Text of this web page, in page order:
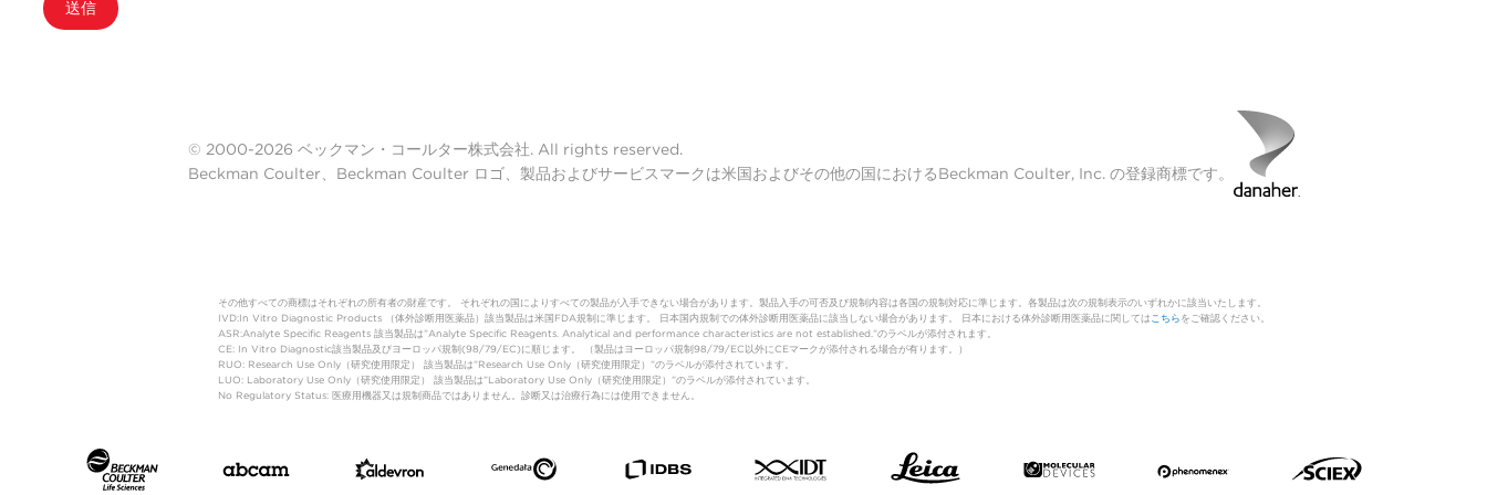
送信
© 2000-2026 ベックマン・コールター株式会社. All rights reserved.
Beckman Coulter、Beckman Coulter ロゴ、製品およびサービスマークは米国およびその他の国におけるBeckman Coulter, Inc. の登録商標です。
その他すべての商標はそれぞれの所有者の財産です。 それぞれの国によりすべての製品が入手できない場合があります。製品入手の可否及び規制内容は各国の規制対応に準じます。各製品は次の規制表示のいずれかに該当いたします。
IVD:In Vitro Diagnostic Products （体外診断用医薬品）該当製品は米国FDA規制に準じます。 日本国内規制での体外診断用医薬品に該当しない場合があります。 日本における体外診断用医薬品に関しては こちらをご確認ください。
ASR:Analyte Specific Reagents 該当製品は”Analyte Specific Reagents. Analytical and performance characteristics are not established.”のラベルが添付されます。
CE: In Vitro Diagnostic該当製品及びヨーロッパ規制(98/79/EC)に順じます。 （製品はヨーロッパ規制98/79/EC以外にCEマークが添付される場合が有ります。）
RUO: Research Use Only（研究使用限定） 該当製品は”Research Use Only（研究使用限定）”のラベルが添付されています。
LUO: Laboratory Use Only（研究使用限定） 該当製品は”Laboratory Use Only（研究使用限定）”のラベルが添付されています。
No Regulatory Status: 医療用機器又は規制商品ではありません。診断又は治療行為には使用できません。